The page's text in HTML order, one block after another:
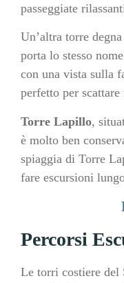
passeggiate
Un’altra torre
porta lo stesso
con una vista sulla
perfetto per
Torre Lapillo,
è molto ben
spiaggia di Torre
fare escursioni
Percorsi
Le torri costiere del